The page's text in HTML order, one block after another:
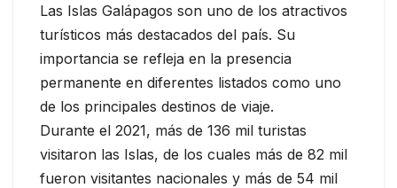
Las Islas Galápagos son uno de los atractivos
turísticos más destacados del país. Su
importancia se refleja en la presencia
permanente en diferentes listados como uno
de los principales destinos de viaje.
Durante el 2021, más de 136 mil turistas
visitaron las Islas, de los cuales más de 82 mil
fueron visitantes nacionales y más de 54 mil